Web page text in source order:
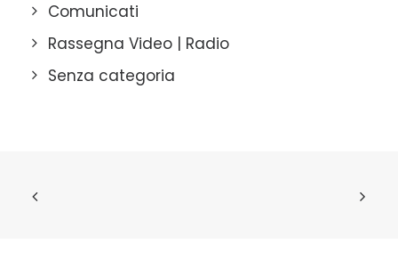
Comunicati
Rassegna Video | Radio
Senza categoria